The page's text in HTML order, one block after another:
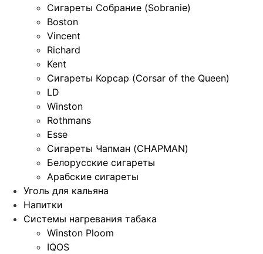
Сигареты Собрание (Sobranie)
Boston
Vincent
Richard
Kent
Сигареты Корсар (Corsar of the Queen)
LD
Winston
Rothmans
Esse
Сигареты Чапман (CHAPMAN)
Белорусские сигареты
Арабские сигареты
Уголь для кальяна
Напитки
Системы нагревания табака
Winston Ploom
IQOS